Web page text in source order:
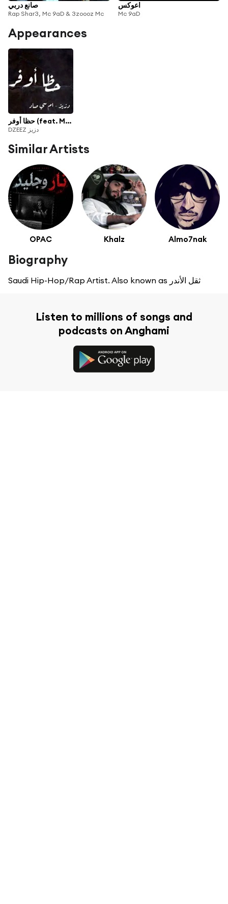
صانع دربي
Rap Shar3, Mc 9aD & 3zoooz Mc
اعوكس
Mc 9aD
Appearances
حظا أوفر (feat. Mc 9aD)
DZEEZ دزيز
Similar Artists
OPAC Khalz Almo7nak
Biography
Saudi Hip-Hop/Rap Artist. Also known as ثقل الأندر
Listen to millions of songs and
podcasts on Anghami